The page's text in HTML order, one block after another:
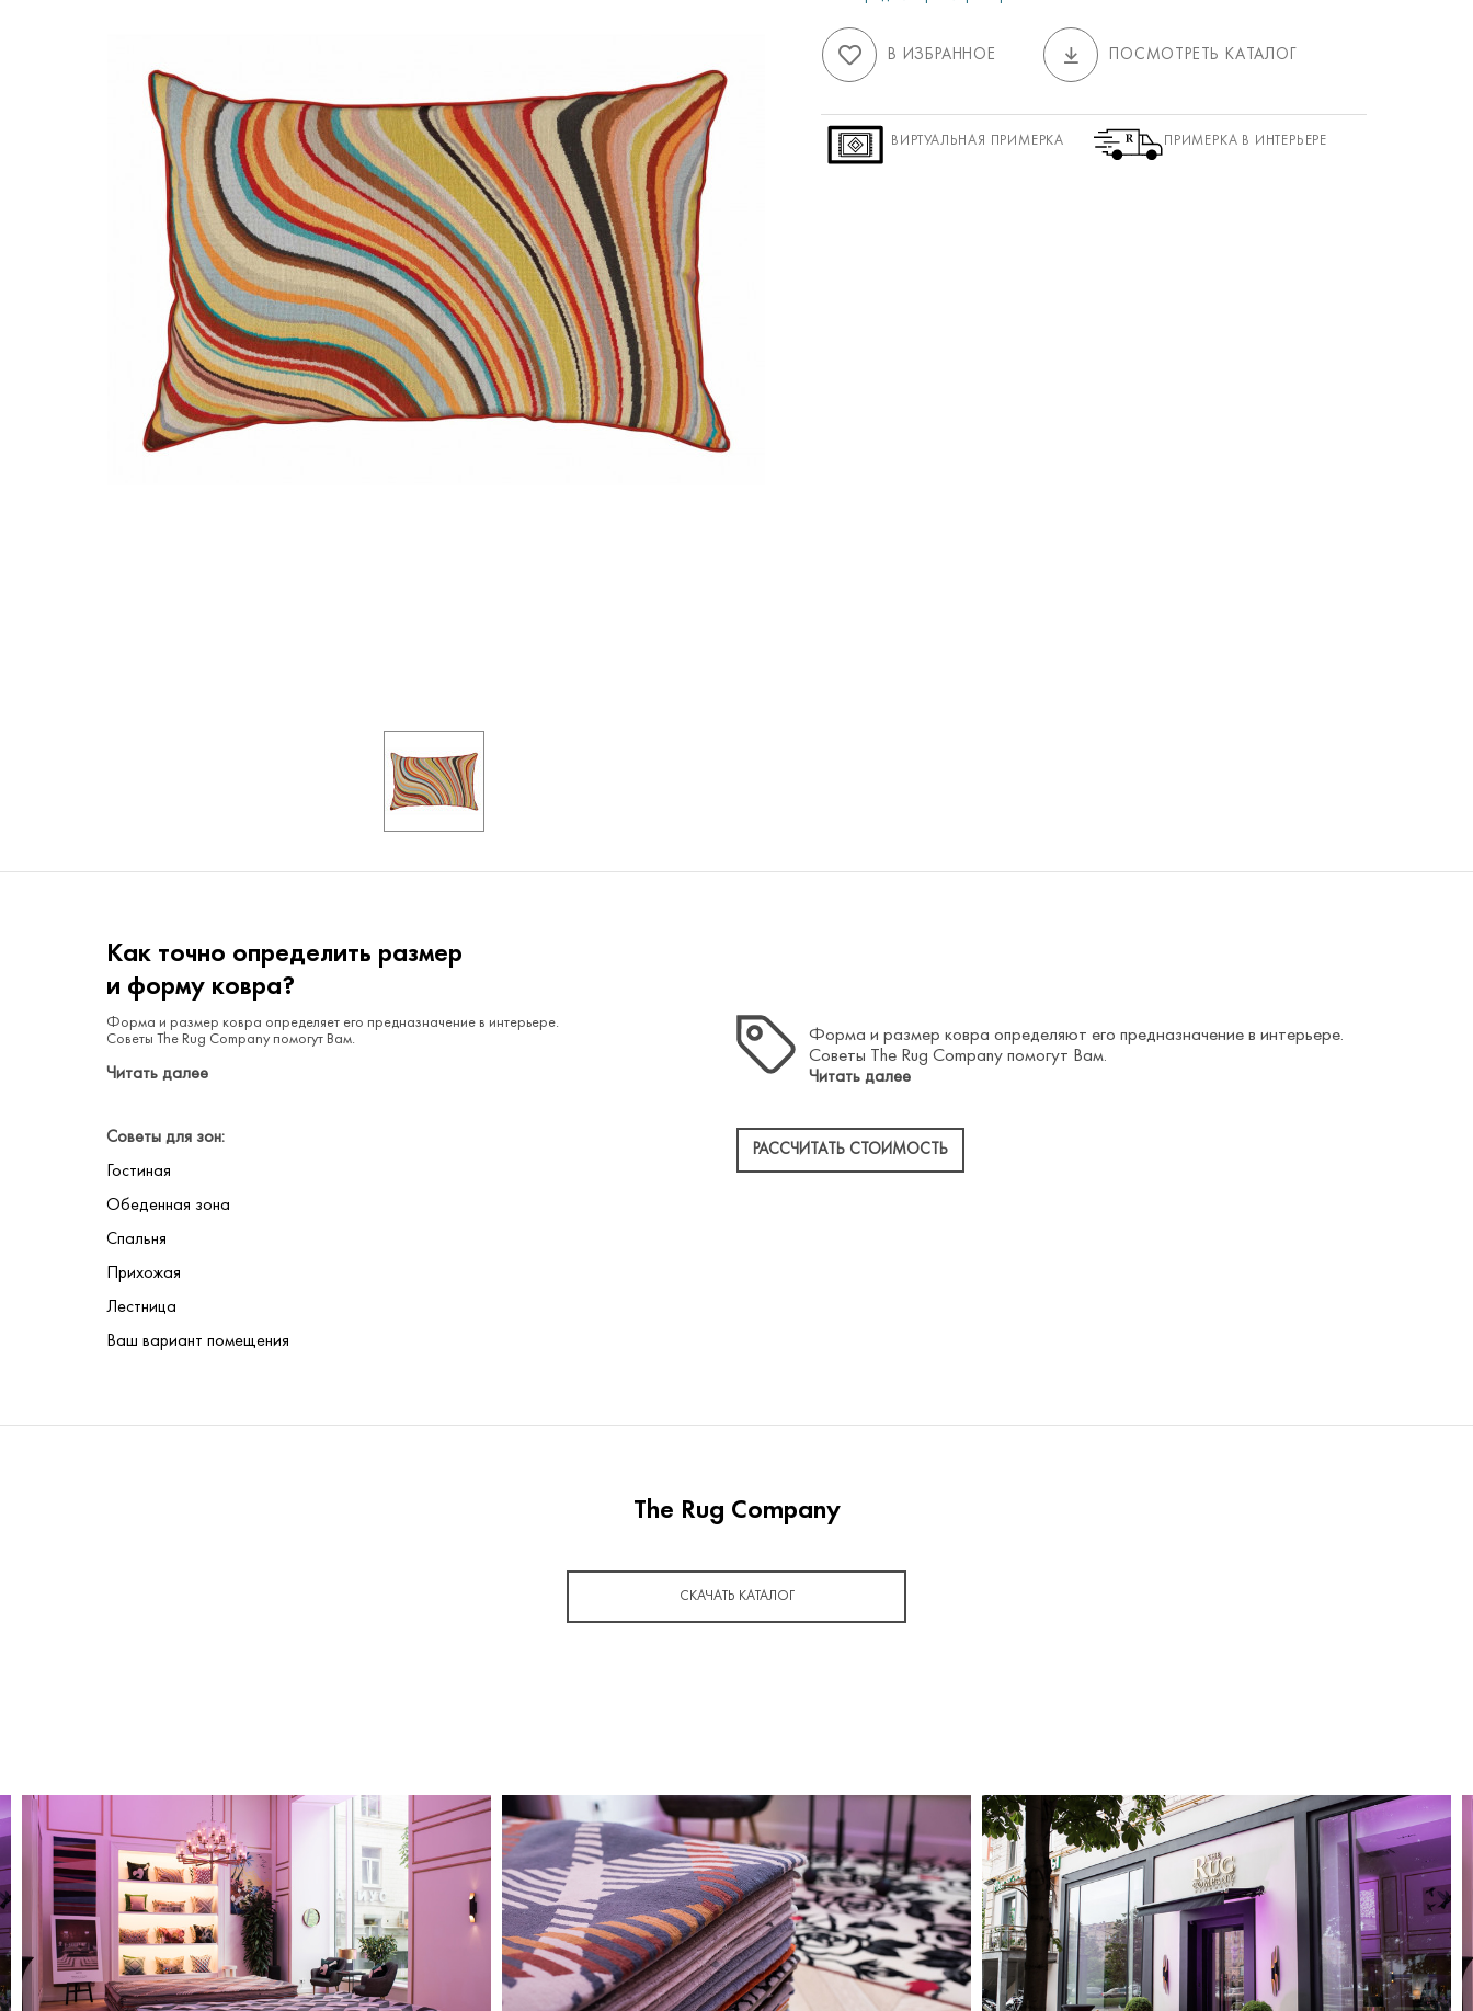
Однотонные
Ар-деко
Яркие
В ИЗБРАННОЕ ПОСМОТРЕТЬ КАТАЛОГ
ВИРТУАЛЬНАЯ ПРИМЕРКА ПРИМЕРКА В ИНТЕРЬЕРЕ
Как точно определить размер
и форму ковра?
Форма и размер ковра определяет его предназначение в интерьере.
Советы The Rug Company помогут Вам.
Читать далее
Форма и размер ковра определяют его предназначение в интерьере.
Советы The Rug Company помогут Вам.
Читать далее
Советы для зон:
Гостиная
Обеденная зона
Спальня
Прихожая
Лестница
Ваш вариант помещения
РАССЧИТАТЬ СТОИМОСТЬ
The Rug Company
СКАЧАТЬ КАТАЛОГ